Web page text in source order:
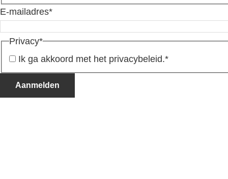
E-mailadres*
Privacy*
Ik ga akkoord met het privacybeleid.*
Aanmelden